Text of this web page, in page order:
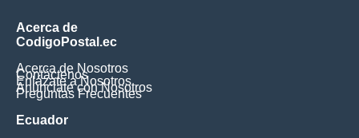
Acerca de
CodigoPostal.ec
Acerca de Nosotros
Contáctenos
Enlázate a Nosotros
Anúnciate con Nosotros
Preguntas Frecuentes
Ecuador